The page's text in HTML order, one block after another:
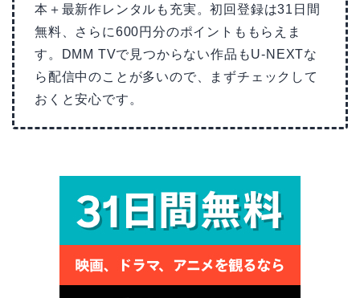
本＋最新作レンタルも充実。初回登録は31日間
無料、さらに600円分のポイントももらえま
す。DMM TVで見つからない作品もU-NEXTな
ら配信中のことが多いので、まずチェックして
おくと安心です。